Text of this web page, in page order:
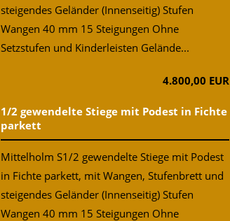
steigendes Geländer (Innenseitig) Stufen
Wangen 40 mm 15 Steigungen Ohne
Setzstufen und Kinderleisten Gelände...
4.800,00 EUR
1/2 gewendelte Stiege mit Podest in Fichte
parkett
Mittelholm S1/2 gewendelte Stiege mit Podest
in Fichte parkett, mit Wangen, Stufenbrett und
steigendes Geländer (Innenseitig) Stufen
Wangen 40 mm 15 Steigungen Ohne